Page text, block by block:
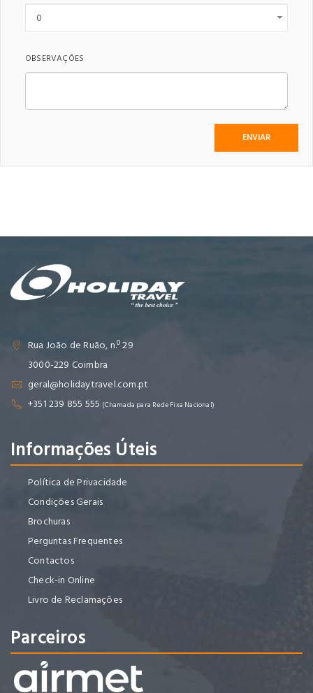
OBSERVAÇÕES
Rua João de Ruão, n.º 29
3000-229 Coimbra
geral@holidaytravel.com.pt
+351 239 855 555 (Chamada para Rede Fixa Nacional)
Informações Úteis
Política de Privacidade
Condições Gerais
Brochuras
Perguntas Frequentes
Contactos
Check-in Online
Livro de Reclamações
Parceiros